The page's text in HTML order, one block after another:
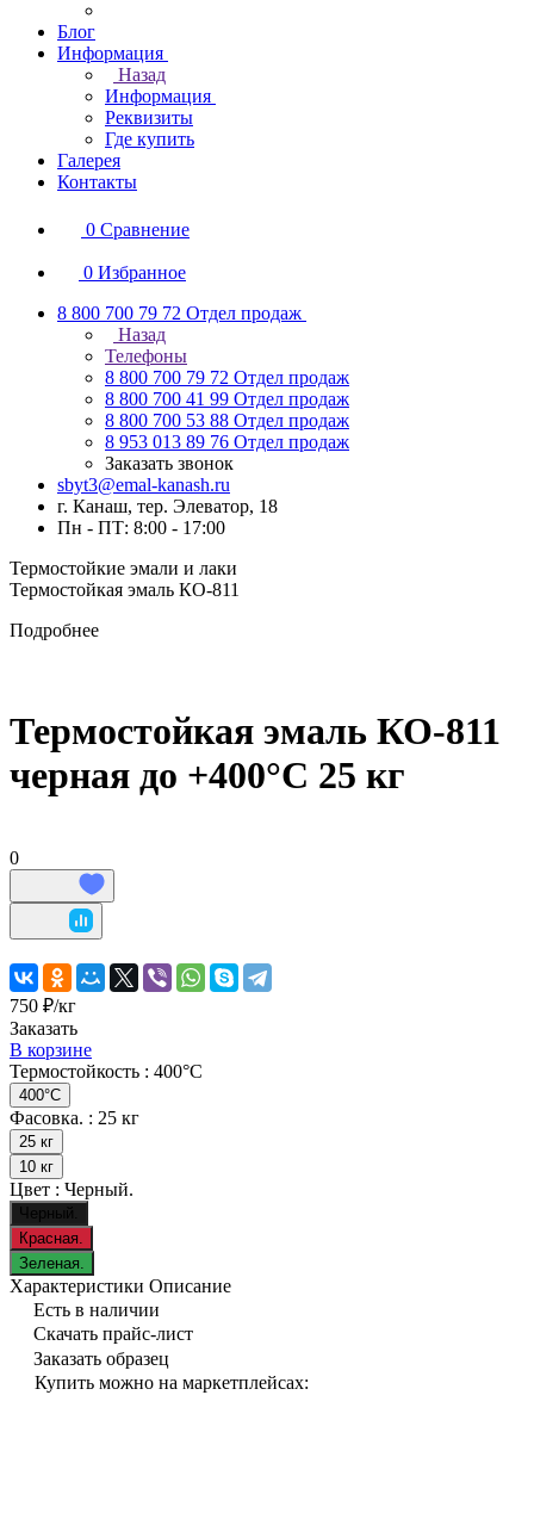
Блог
Информация
Назад
Информация
Реквизиты
Где купить
Галерея
Контакты
0 Сравнение
0 Избранное
8 800 700 79 72 Отдел продаж
Назад
Телефоны
8 800 700 79 72 Отдел продаж
8 800 700 41 99 Отдел продаж
8 800 700 53 88 Отдел продаж
8 953 013 89 76 Отдел продаж
Заказать звонок
sbyt3@emal-kanash.ru
г. Канаш, тер. Элеватор, 18
Пн - ПТ: 8:00 - 17:00
Термостойкие эмали и лаки
Термостойкая эмаль КО-811
Подробнее
Термостойкая эмаль КО-811
черная до +400°C 25 кг
0
750 ₽/кг
Заказать
В корзине
Термостойкость : 400°C
400°C
Фасовка. : 25 кг
25 кг
10 кг
Цвет : Черный.
Черный.
Красная.
Зеленая.
Характеристики Описание
Есть в наличии
Скачать прайс-лист
Заказать образец
Купить можно на маркетплейсах: